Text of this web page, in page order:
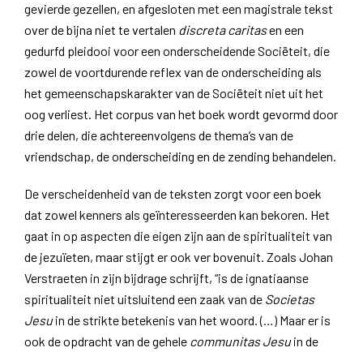
gevierde gezellen, en afgesloten met een magistrale tekst
over de bijna niet te vertalen discreta caritasen een
gedurfd pleidooi voor een onderscheidende Sociëteit, die
zowel de voortdurende reflex van de onderscheiding als
het gemeenschapskarakter van de Sociëteit niet uit het
oog verliest. Het corpus van het boek wordt gevormd door
drie delen, die achtereenvolgens de thema’s van de
vriendschap, de onderscheiding en de zending behandelen.
De verscheidenheid van de teksten zorgt voor een boek
dat zowel kenners als geïnteresseerden kan bekoren. Het
gaat in op aspecten die eigen zijn aan de spiritualiteit van
de jezuïeten, maar stijgt er ook ver bovenuit. Zoals Johan
Verstraeten in zijn bijdrage schrijft, “is de ignatiaanse
spiritualiteit niet uitsluitend een zaak van de Societas
Jesuin de strikte betekenis van het woord. (…) Maar er is
ook de opdracht van de gehele communitas Jesuin de